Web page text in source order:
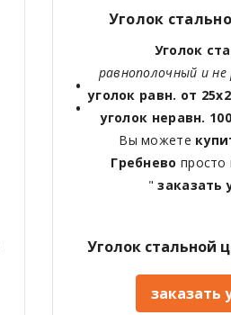
Уголок
Уголок
равнополочный и
уголок равн. от
уголок неравн.
Вы можете
Гребнево просто
" заказать
Уголок стальной
заказать